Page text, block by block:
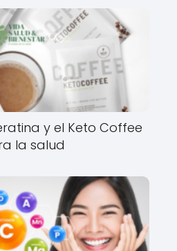
y el Keto Coffee
la salud